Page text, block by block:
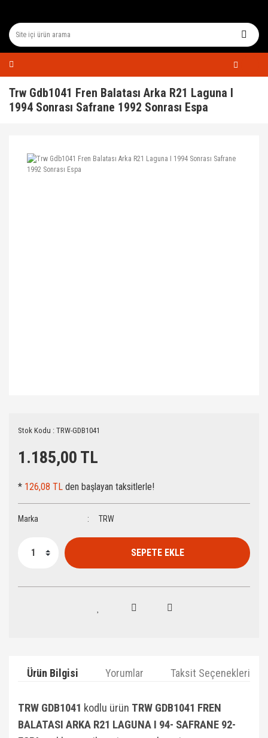
Trw Gdb1041 Fren Balatası Arka R21 Laguna I
1994 Sonrası Safrane 1992 Sonrası Espa
Stok Kodu : TRW-GDB1041
1.185,00 TL
* 126,08 TL den başlayan taksitlerle!
Marka TRW
SEPETE EKLE
Ürün Bilgisi Yorumlar Taksit Seçenekleri
TRW GDB1041 kodlu ürün TRW GDB1041 FREN
BALATASI ARKA R21 LAGUNA I 94- SAFRANE 92-